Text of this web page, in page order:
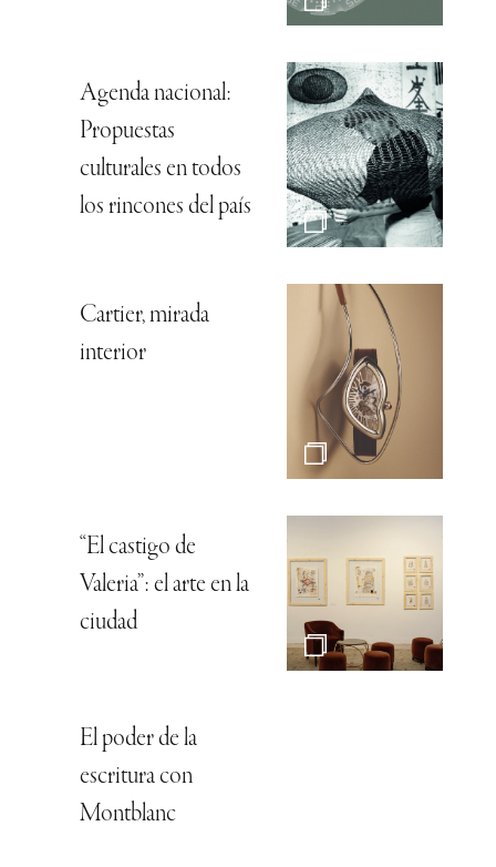
Agenda nacional:
Propuestas
culturales en todos
los rincones del país
Cartier, mirada
interior
“El castigo de
Valeria”: el arte en la
ciudad
El poder de la
escritura con
Montblanc